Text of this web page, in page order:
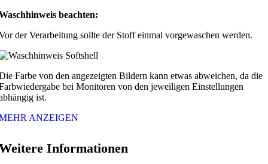
beachten:
der Verarbeitung sollte der Stoff einmal vorgewaschen werden.
Farbe von den angezeigten Bildern kann etwas abweichen, da die
bei Monitoren von den jeweiligen Einstellungen
ist.
ANZEIGEN
Informationen